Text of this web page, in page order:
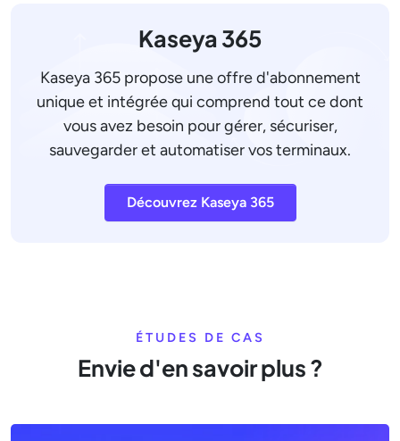
Kaseya 365
Kaseya 365 propose une offre d'abonnement
unique et intégrée qui comprend tout ce dont
vous avez besoin pour gérer, sécuriser,
sauvegarder et automatiser vos terminaux.
Découvrez Kaseya 365
ÉTUDES DE CAS
Envie d'en savoir plus ?